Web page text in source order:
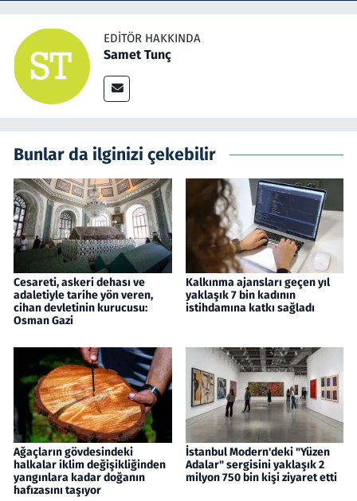
EDITÖR HAKKINDA
Samet Tunç
Bunlar da ilginizi çekebilir
Cesareti, askeri dehası ve
adaletiyle tarihe yön veren,
cihan devletinin kurucusu:
Osman Gazi
Kalkınma ajansları geçen yıl
yaklaşık 7 bin kadının
istihdamına katkı sağladı
Ağaçların gövdesindeki
halkalar iklim değişikliğinden
yangınlara kadar doğanın
hafızasını taşıyor
İstanbul Modern'deki "Yüzen
Adalar" sergisini yaklaşık 2
milyon 750 bin kişi ziyaret etti